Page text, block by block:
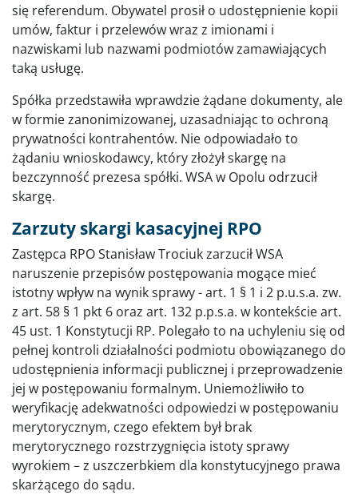
się referendum. Obywatel prosił o udostępnienie kopii
umów, faktur i przelewów wraz z imionami i
nazwiskami lub nazwami podmiotów zamawiających
taką usługę.
Spółka przedstawiła wprawdzie żądane dokumenty, ale
w formie zanonimizowanej, uzasadniając to ochroną
prywatności kontrahentów. Nie odpowiadało to
żądaniu wnioskodawcy, który złożył skargę na
bezczynność prezesa spółki. WSA w Opolu odrzucił
skargę.
Zarzuty skargi kasacyjnej RPO
Zastępca RPO Stanisław Trociuk zarzucił WSA
naruszenie przepisów postępowania mogące mieć
istotny wpływ na wynik sprawy - art. 1 § 1 i 2 p.u.s.a. zw.
z art. 58 § 1 pkt 6 oraz art. 132 p.p.s.a. w kontekście art.
45 ust. 1 Konstytucji RP. Polegało to na uchyleniu się od
pełnej kontroli działalności podmiotu obowiązanego do
udostępnienia informacji publicznej i przeprowadzenie
jej w postępowaniu formalnym. Uniemożliwiło to
weryfikację adekwatności odpowiedzi w postępowaniu
merytorycznym, czego efektem był brak
merytorycznego rozstrzygnięcia istoty sprawy
wyrokiem – z uszczerbkiem dla konstytucyjnego prawa
skarżącego do sądu.